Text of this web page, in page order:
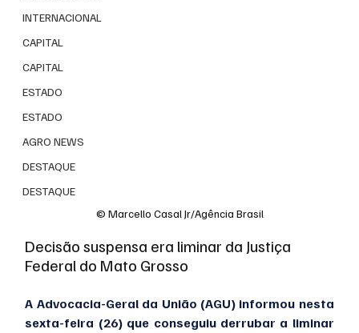
INTERNACIONAL
CAPITAL
CAPITAL
ESTADO
ESTADO
AGRO NEWS
DESTAQUE
DESTAQUE
© Marcello Casal Jr/Agência Brasil
Decisão suspensa era liminar da Justiça
Federal do Mato Grosso
A Advocacia-Geral da União (AGU) informou nesta
sexta-feira (26) que conseguiu derrubar a liminar